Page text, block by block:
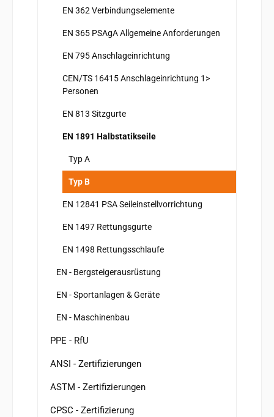
EN 362 Verbindungselemente
EN 365 PSAgA Allgemeine Anforderungen
EN 795 Anschlageinrichtung
CEN/TS 16415 Anschlageinrichtung 1>
Personen
EN 813 Sitzgurte
EN 1891 Halbstatikseile
Typ A
Typ B
EN 12841 PSA Seileinstellvorrichtung
EN 1497 Rettungsgurte
EN 1498 Rettungsschlaufe
EN - Bergsteigerausrüstung
EN - Sportanlagen & Geräte
EN - Maschinenbau
PPE - RfU
ANSI - Zertifizierungen
ASTM - Zertifizierungen
CPSC - Zertifizierung